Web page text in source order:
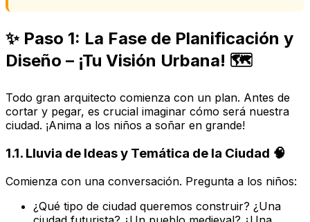
✨ Paso 1: La Fase de Planificación y
Diseño – ¡Tu Visión Urbana! 🗺️
Todo gran arquitecto comienza con un plan. Antes de
cortar y pegar, es crucial imaginar cómo será nuestra
ciudad. ¡Anima a los niños a soñar en grande!
1.1. Lluvia de Ideas y Temática de la Ciudad 🧠
Comienza con una conversación. Pregunta a los niños:
¿Qué tipo de ciudad queremos construir? ¿Una